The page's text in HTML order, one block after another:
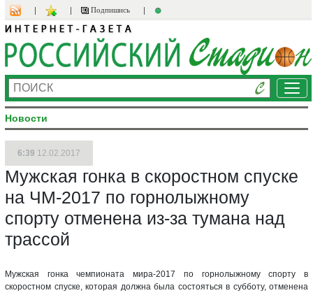
Подпишись
Новости
6:39 12.02.2017
Мужская гонка в скоростном спуске
на ЧМ-2017 по горнолыжному
спорту отменена из-за тумана над
трассой
Мужская гонка чемпионата мира-2017 по горнолыжному спорту в
скоростном спуске, которая должна была состояться в субботу, отменена